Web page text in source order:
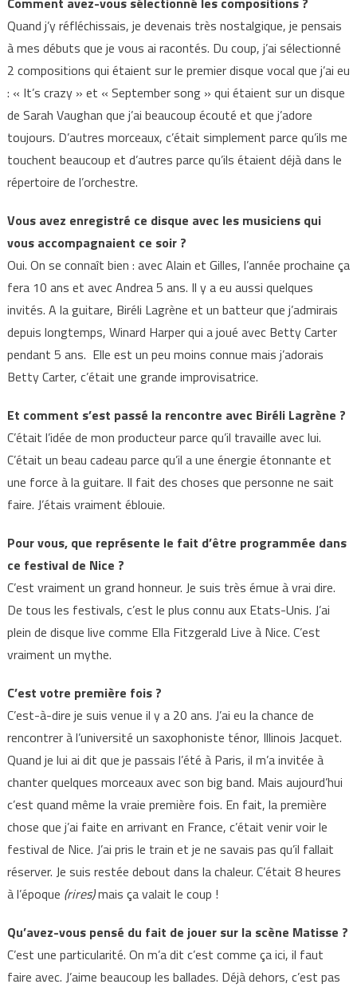
Quand j’y réfléchissais, je devenais très nostalgique, je pensais
à mes débuts que je vous ai racontés. Du coup, j’ai sélectionné
2 compositions qui étaient sur le premier disque vocal que j’ai eu
: « It’s crazy » et « September song » qui étaient sur un disque
de Sarah Vaughan que j’ai beaucoup écouté et que j’adore
toujours. D’autres morceaux, c’était simplement parce qu’ils me
touchent beaucoup et d’autres parce qu’ils étaient déjà dans le
répertoire de l’orchestre.
Vous avez enregistré ce disque avec les musiciens qui
vous accompagnaient ce soir ?
Oui. On se connaît bien : avec Alain et Gilles, l’année prochaine ça
fera 10 ans et avec Andrea 5 ans. Il y a eu aussi quelques
invités. A la guitare, Biréli Lagrène et un batteur que j’admirais
depuis longtemps, Winard Harper qui a joué avec Betty Carter
pendant 5 ans. Elle est un peu moins connue mais j’adorais
Betty Carter, c’était une grande improvisatrice.
Et comment s’est passé la rencontre avec Biréli Lagrène ?
C’était l’idée de mon producteur parce qu’il travaille avec lui.
C’était un beau cadeau parce qu’il a une énergie étonnante et
une force à la guitare. Il fait des choses que personne ne sait
faire. J’étais vraiment éblouie.
Pour vous, que représente le fait d’être programmée dans
ce festival de Nice ?
C’est vraiment un grand honneur. Je suis très émue à vrai dire.
De tous les festivals, c’est le plus connu aux Etats-Unis. J’ai
plein de disque live comme Ella Fitzgerald Live à Nice. C’est
vraiment un mythe.
C’est votre première fois ?
C’est-à-dire je suis venue il y a 20 ans. J’ai eu la chance de
rencontrer à l’université un saxophoniste ténor, Illinois Jacquet.
Quand je lui ai dit que je passais l’été à Paris, il m’a invitée à
chanter quelques morceaux avec son big band. Mais aujourd’hui
c’est quand même la vraie première fois. En fait, la première
chose que j’ai faite en arrivant en France, c’était venir voir le
festival de Nice. J’ai pris le train et je ne savais pas qu’il fallait
réserver. Je suis restée debout dans la chaleur. C’était 8 heures
à l’époque (rires)mais ça valait le coup !
Qu’avez-vous pensé du fait de jouer sur la scène Matisse ?
C’est une particularité. On m’a dit c’est comme ça ici, il faut
faire avec. J’aime beaucoup les ballades. Déjà dehors, c’est pas